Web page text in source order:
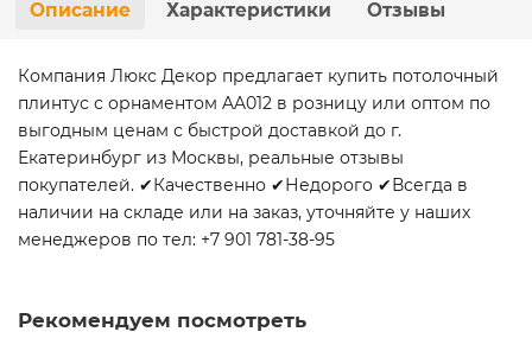
Описание Характеристики Отзывы
Компания Люкс Декор предлагает купить потолочный
плинтус с орнаментом AA012 в розницу или оптом по
выгодным ценам с быстрой доставкой до г.
Екатеринбург из Москвы, реальные отзывы
покупателей. ✔Качественно ✔Недорого ✔Всегда в
наличии на складе или на заказ, уточняйте у наших
менеджеров по тел: +7 901 781-38-95
Рекомендуем посмотреть